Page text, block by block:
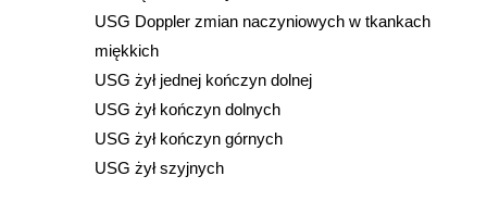
USG Doppler zmian naczyniowych w tkankach
miękkich
USG żył jednej kończyn dolnej
USG żył kończyn dolnych
USG żył kończyn górnych
USG żył szyjnych